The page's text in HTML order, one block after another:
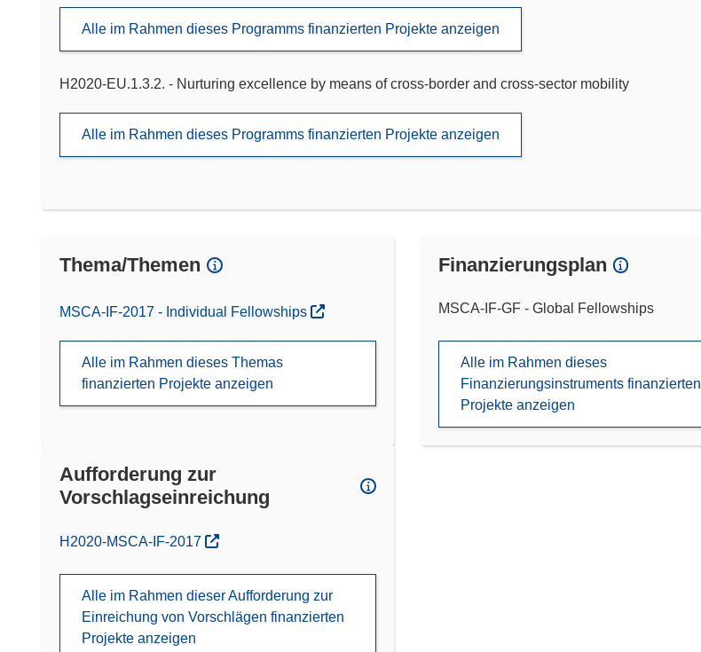
Alle im Rahmen dieses Programms finanzierten Projekte anzeigen
H2020-EU.1.3.2. - Nurturing excellence by means of cross-border and cross-sector mobility
Alle im Rahmen dieses Programms finanzierten Projekte anzeigen
Thema/Themen
MSCA-IF-2017 - Individual Fellowships
Alle im Rahmen dieses Themas
finanzierten Projekte anzeigen
Finanzierungsplan
MSCA-IF-GF - Global Fellowships
Alle im Rahmen dieses
Finanzierungsinstruments finanzierten
Projekte anzeigen
Aufforderung zur
Vorschlagseinreichung
(öffnet in neuem Fenster)
H2020-MSCA-IF-2017
Alle im Rahmen dieser Aufforderung zur
Einreichung von Vorschlägen finanzierten
Projekte anzeigen